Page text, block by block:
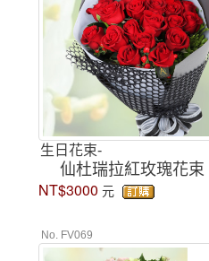
生日花束-
仙杜瑞拉紅玫瑰花束
NT$3000 元
No. FV069